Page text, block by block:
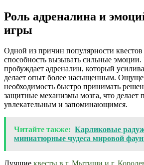
Роль адреналина и
игры
Одной из причин популярности квестов
способность вызывать сильные эмоции.
пробуждает адреналин, который
делает опыт более насыщенным.
необходимость быстро принимать
защитные механизмы мозга, что делает
увлекательным и запоминающимся.
Читайте также: Карликовые
миниатюрные чудеса мировой